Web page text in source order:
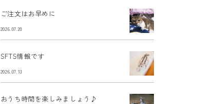
ご注文はお早めに
2026.07.20
SFTS情報です
2026.07.13
おうち時間を楽しみましょう♪